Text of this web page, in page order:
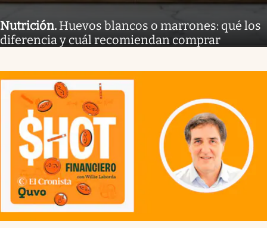
Nutrición. Huevos blancos o marrones: qué los
diferencia y cuál recomiendan comprar